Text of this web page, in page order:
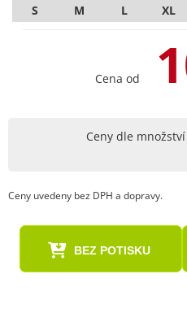
S M L XL
Cena od
Ceny dle množství
Ceny uvedeny bez DPH a dopravy.
BEZ POTISKU